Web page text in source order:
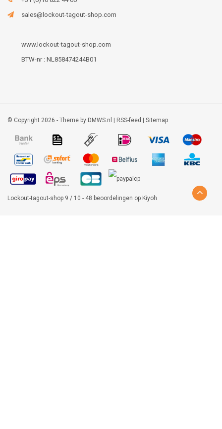
sales@lockout-tagout-shop.com
www.lockout-tagout-shop.com
BTW-nr : NL858474244B01
© Copyright 2026 - Theme by DMWS.nl RSS-feed Sitemap
Lockout-tagout-shop 9 / 10 - 48 beoordelingen op Kiyoh